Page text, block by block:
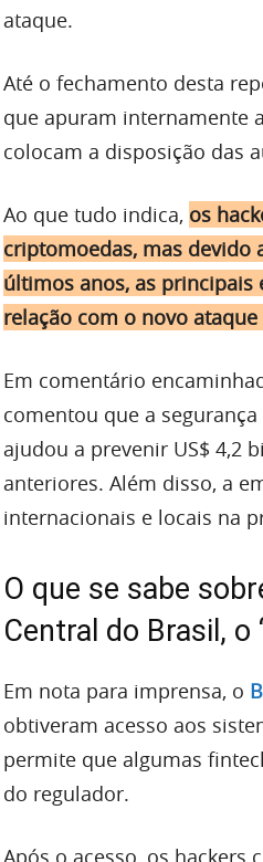
ataque.
Até o fechamento desta
que apuram internamente
colocam a disposição das
Ao que tudo indica, os
criptomoedas, mas devido
últimos anos, as principais
relação com o novo ataque
Em comentário
comentou que a
ajudou a prevenir US$ 4,2
anteriores. Além disso, a
internacionais e locais na
O que se sabe
Central do Brasil, o
Em nota para imprensa, o
obtiveram acesso aos
permite que algumas
do regulador.
Após o acesso, os hackers